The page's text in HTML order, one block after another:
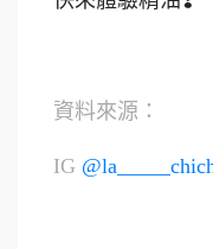
資料來源：
IG